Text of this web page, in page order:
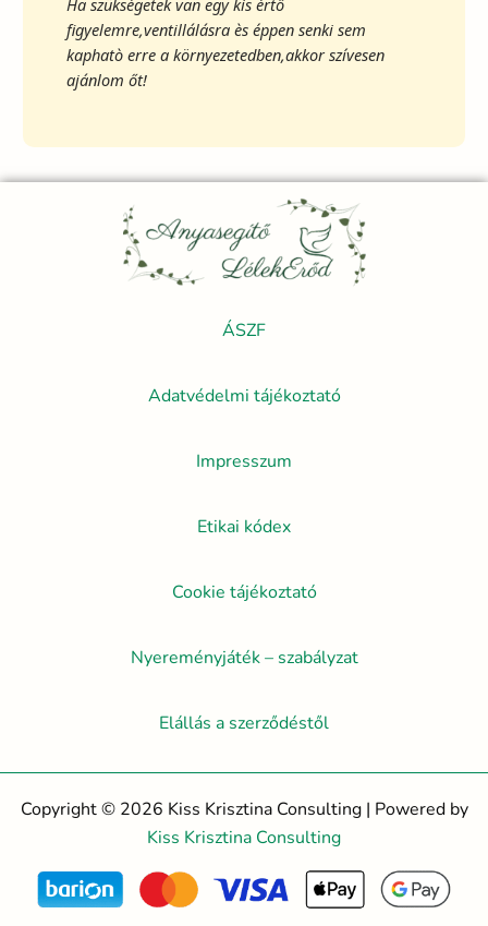
figyelemre,ventillálásra ès éppen senki sem
kaphatò erre a környezetedben,akkor szívesen
ajánlom őt!
ÁSZF
Adatvédelmi tájékoztató
Impresszum
Etikai kódex
Cookie tájékoztató
Nyereményjáték – szabályzat
Elállás a szerződéstől
Copyright © 2026 Kiss Krisztina Consulting | Powered by
Kiss Krisztina Consulting